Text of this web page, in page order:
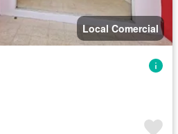
Local Comercial